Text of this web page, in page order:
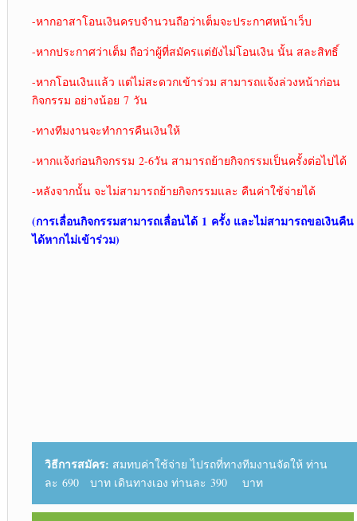
-หากอาสาโอนเงินครบจำนวนถือว่าเต็มจะประกาศหน้าเว็บ
-หากประกาศว่าเต็ม ถือว่าผู้ที่สมัครแต่ยังไม่โอนเงิน นั้น สละสิทธิ์
-หากโอนเงินแล้ว แต่ไม่สะดวกเข้าร่วม สามารถแจ้งล่วงหน้าก่อน
กิจกรรม อย่างน้อย 7 วัน
-ทางทีมงานจะทำการคืนเงินให้
-หากแจ้งก่อนกิจกรรม 2-6วัน สามารถย้ายกิจกรรมเป็นครั้งต่อไปได้
-หลังจากนั้น จะไม่สามารถย้ายกิจกรรมและ คืนค่าใช้จ่ายได้
(การเลื่อนกิจกรรมสามารถเลื่อนได้1 ครั้ง และไม่สามารถขอเงินคืน
ได้หากไม่เข้าร่วม)
วิธีการสมัคร: สมทบค่าใช้จ่าย ไปรถที่ทางทีมงานจัดให้ ท่าน
ละ 690 บาท เดินทางเอง ท่านละ 390 บาท